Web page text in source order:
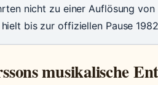
nicht zu einer Auflösung von
bis zur offiziellen Pause
musikalische